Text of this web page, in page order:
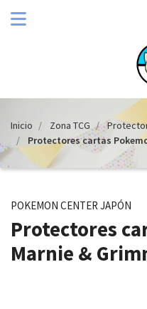
Inicio Zona TCG
Protectores cartas
POKEMON CENTER JAPÓN
Protectores
Marnie &